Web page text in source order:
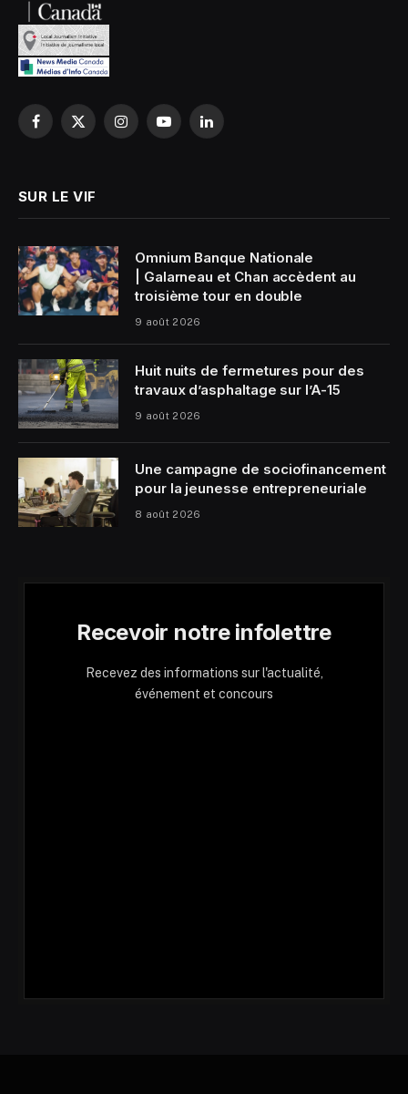
Facebook
X
InstagramYouTubeLinkedIn
SUR LE VIF
Omnium Banque Nationale
| Galarneau et Chan accèdent au
troisième tour en double
9 août 2026
Huit nuits de fermetures pour des
travaux d’asphaltage sur l’A-15
9 août 2026
Une campagne de sociofinancement
pour la jeunesse entrepreneuriale
8 août 2026
Recevoir notre infolettre
Recevez des informations sur l'actualité,
événement et concours